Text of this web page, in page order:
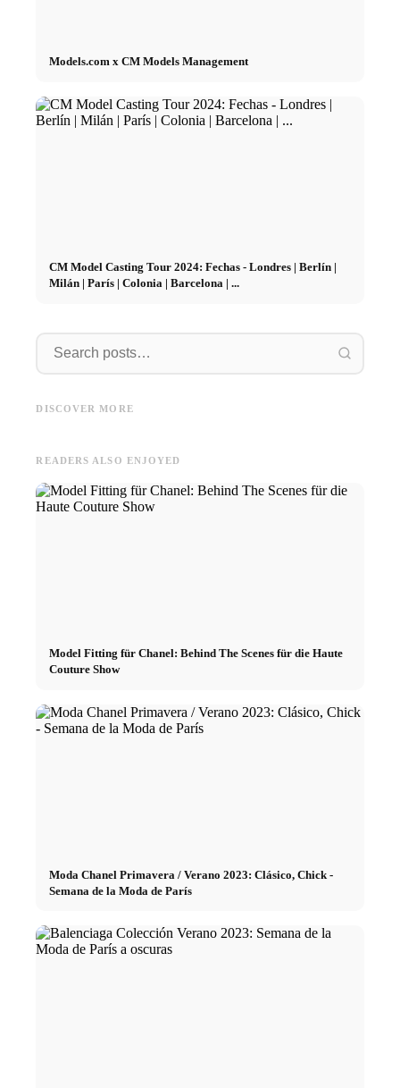
Models.com x CM Models Management
CM Model Casting Tour 2024: Fechas - Londres | Berlín |
Milán | París | Colonia | Barcelona | ...
DISCOVER MORE
Kauer
READERS ALSO ENJOYED
Model Fitting für Chanel: Behind The Scenes für die Haute
Couture Show
Moda Chanel Primavera / Verano 2023: Clásico, Chick -
Semana de la Moda de París